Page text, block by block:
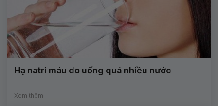
Hạ natri máu do uống quá nhiều nước
Xem thêm